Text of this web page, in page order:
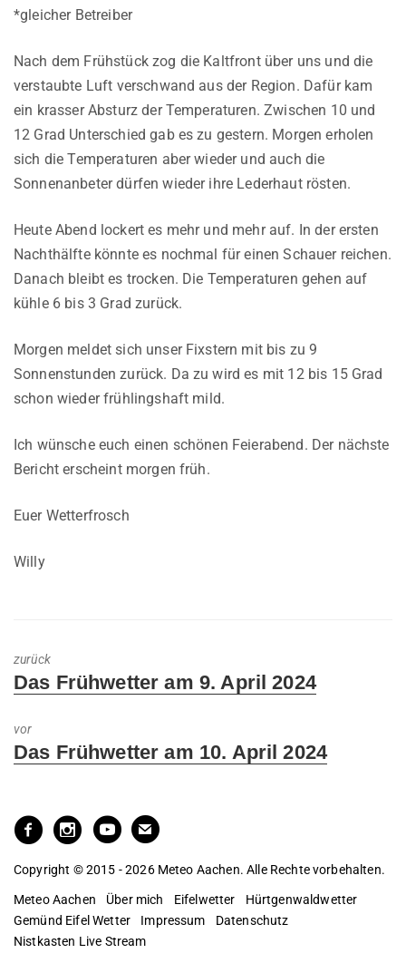
*gleicher Betreiber
Nach dem Frühstück zog die Kaltfront über uns und die
verstaubte Luft verschwand aus der Region. Dafür kam
ein krasser Absturz der Temperaturen. Zwischen 10 und
12 Grad Unterschied gab es zu gestern. Morgen erholen
sich die Temperaturen aber wieder und auch die
Sonnenanbeter dürfen wieder ihre Lederhaut rösten.
Heute Abend lockert es mehr und mehr auf. In der ersten
Nachthälfte könnte es nochmal für einen Schauer reichen.
Danach bleibt es trocken. Die Temperaturen gehen auf
kühle 6 bis 3 Grad zurück.
Morgen meldet sich unser Fixstern mit bis zu 9
Sonnenstunden zurück. Da zu wird es mit 12 bis 15 Grad
schon wieder frühlingshaft mild.
Ich wünsche euch einen schönen Feierabend. Der nächste
Bericht erscheint morgen früh.
Euer Wetterfrosch
Willy
zurück
Previous
Das Frühwetter am 9. April 2024
vor
Next
Das Frühwetter am 10. April 2024
Copyright © 2015 - 2026 Meteo Aachen. Alle Rechte vorbehalten.
Meteo Aachen Über mich Eifelwetter
Hürtgenwaldwetter
Gemünd Eifel Wetter
Impressum
Datenschutz
Nistkasten Live Stream